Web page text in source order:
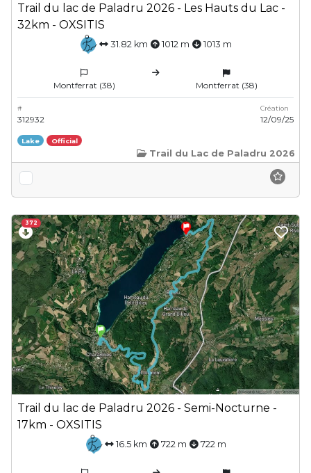
Trail du lac de Paladru 2026 - Les Hauts du Lac -
32km - OXSITIS
31.82 km 1012 m 1013 m
Montferrat (38) Montferrat (38)
#
312932
Création
12/09/25
Lake Official
Trail du Lac de Paladru 2026
372
Trail du lac de Paladru 2026 - Semi-Nocturne -
17km - OXSITIS
16.5 km 722 m 722 m